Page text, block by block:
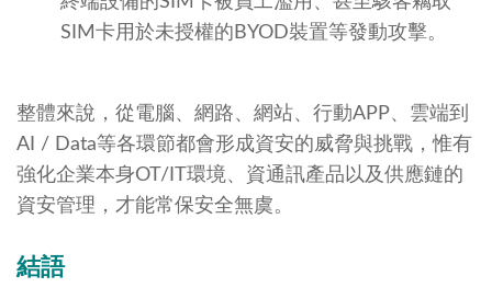
SIM卡用於未授權的BYOD裝置等發動攻擊。
整體來說，從電腦、網路、網站、行動APP、雲端到
AI / Data等各環節都會形成資安的威脅與挑戰，惟有
強化企業本身OT/IT環境、資通訊產品以及供應鏈的
資安管理，才能常保安全無虞。
結語